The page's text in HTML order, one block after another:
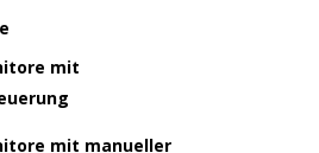
mit
mit manueller